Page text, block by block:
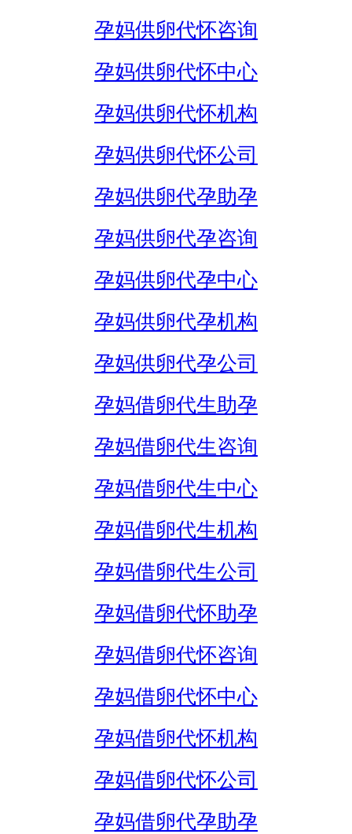
孕妈供卵代怀咨询
孕妈供卵代怀中心
孕妈供卵代怀机构
孕妈供卵代怀公司
孕妈供卵代孕助孕
孕妈供卵代孕咨询
孕妈供卵代孕中心
孕妈供卵代孕机构
孕妈供卵代孕公司
孕妈借卵代生助孕
孕妈借卵代生咨询
孕妈借卵代生中心
孕妈借卵代生机构
孕妈借卵代生公司
孕妈借卵代怀助孕
孕妈借卵代怀咨询
孕妈借卵代怀中心
孕妈借卵代怀机构
孕妈借卵代怀公司
孕妈借卵代孕助孕